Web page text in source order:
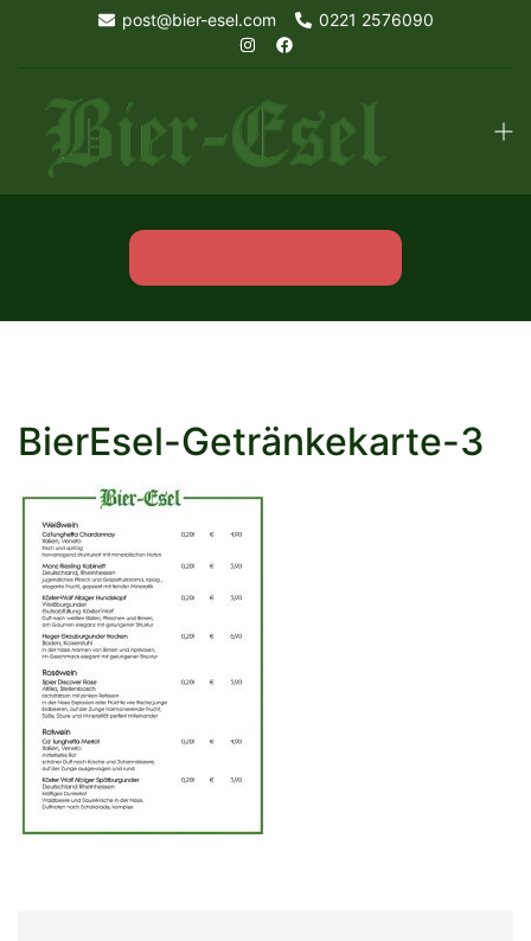
content
post@bier-esel.com 0221 2576090
BierEsel-Getränkekarte-3